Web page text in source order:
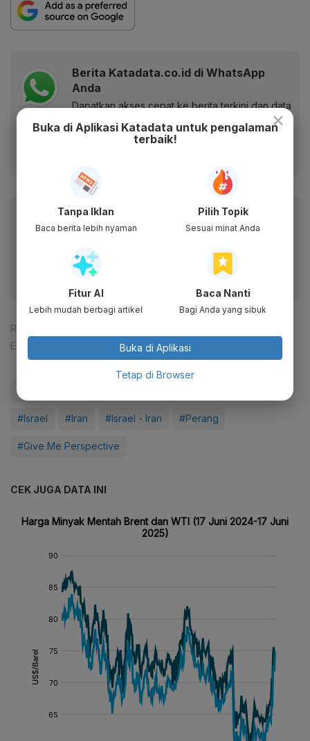
Berita Katadata.co.id di WhatsApp
Anda
Dapatkan akses cepat ke berita terkini dan data
berharga dari WhatsApp Channel Katadata.co.id
Baca artikel ini lewat aplikasi mobile.
Dapatkan pengalaman membaca lebih nyaman dan nikmati
fitur menarik lainnya lewat aplikasi mobile Katadata.
Reporter:
Editor:
#Harga Minyak
#Israel #Iran #Israel - Iran #Perang
#Give Me Perspective
CEK JUGA DATA INI
×
Buka di Aplikasi Katadata untuk pengalaman
terbaik!
Tanpa Iklan
Baca berita lebih nyaman
Pilih Topik
Sesuai minat Anda
Fitur AI
Lebih mudah berbagi artikel
Baca Nanti
Bagi Anda yang sibuk
Buka di Aplikasi
Tetap di Browser